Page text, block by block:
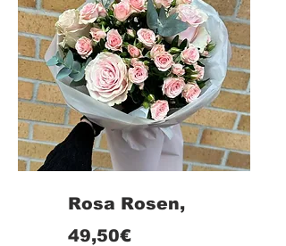
Rosa Rosen,
49,50€